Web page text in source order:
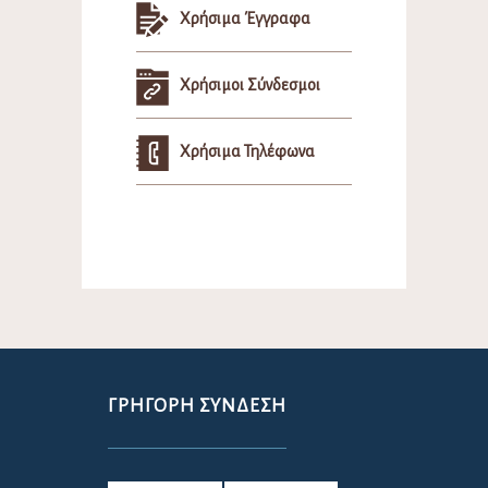
Χρήσιμα Έγγραφα
Χρήσιμοι Σύνδεσμοι
Χρήσιμα Τηλέφωνα
ΓΡΉΓΟΡΗ ΣΎΝΔΕΣΗ